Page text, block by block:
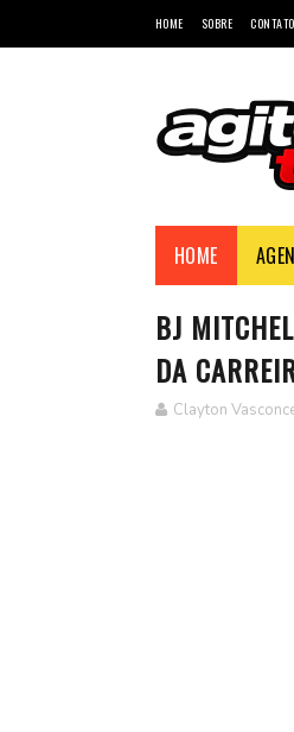
HOME SOBRE CONTATO
HOME
BJ
DA
Clayton